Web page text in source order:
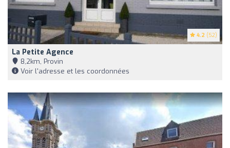
4.2 (52)
La Petite Agence
8,2km, Provin
Voir l'adresse et les coordonnées